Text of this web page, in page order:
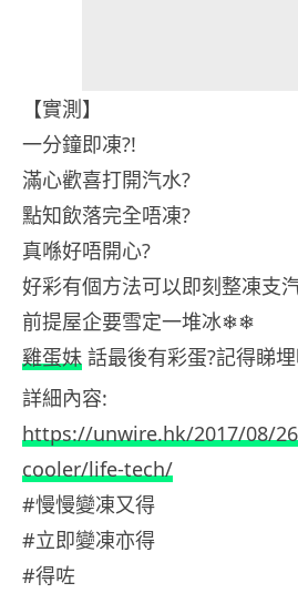
【實測】
一分鐘即凍?!
滿心歡喜打開汽水?
點知飲落完全唔凍?
真喺好唔開心?
好彩有個方法可以即刻整凍支
前提屋企要雪定一堆冰❄❄
雞蛋妹 話最後有彩蛋?記得睇
詳細內容:
https://unwire.hk/2017/08/
cooler/life-tech/
#慢慢變凍又得
#立即變凍亦得
#得咗